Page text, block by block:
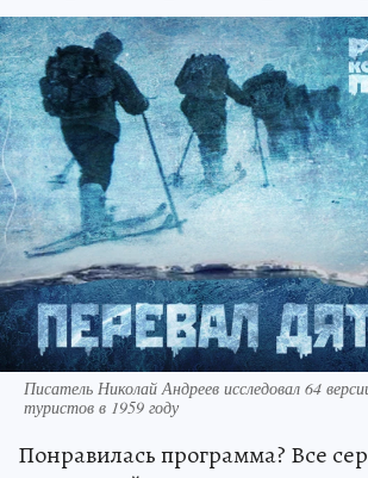
Писатель Николай Андреев исследовал 64
туристов в 1959 году
Понравилась программа? Все